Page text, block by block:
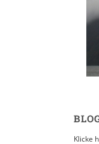
Klicke